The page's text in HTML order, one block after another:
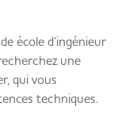
école d’ingénieur
une
qui vous
techniques.